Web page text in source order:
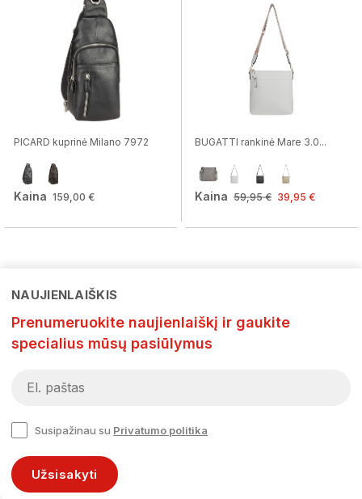
PICARD kuprinė Milano 7972
Kaina 159,00 €
BUGATTI rankinė Mare 3.0...
Kaina 59,95 € 39,95 €
NAUJIENLAIŠKIS
Prenumeruokite naujienlaiškį ir gaukite
specialius mūsų pasiūlymus
Susipažinau su Privatumo politika
Užsisakyti